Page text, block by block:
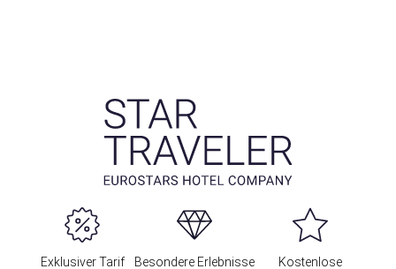
Exklusiver Tarif Besondere Erlebnisse Kostenlose